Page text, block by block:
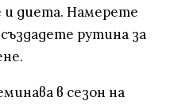
и диета. Намерете
рутина за
в сезон на